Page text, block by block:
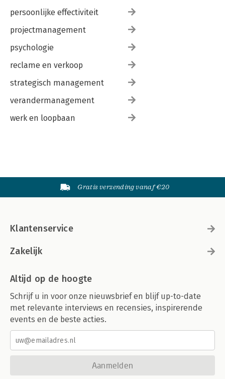
persoonlijke effectiviteit
projectmanagement
psychologie
reclame en verkoop
strategisch management
verandermanagement
werk en loopbaan
Gratis verzending vanaf €20
Klantenservice
Zakelijk
Altijd op de hoogte
Schrijf u in voor onze nieuwsbrief en blijf up-to-date
met relevante interviews en recensies, inspirerende
events en de beste acties.
Aanmelden